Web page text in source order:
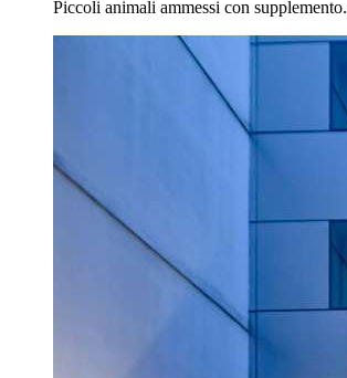
Piccoli animali ammessi con supplemento.